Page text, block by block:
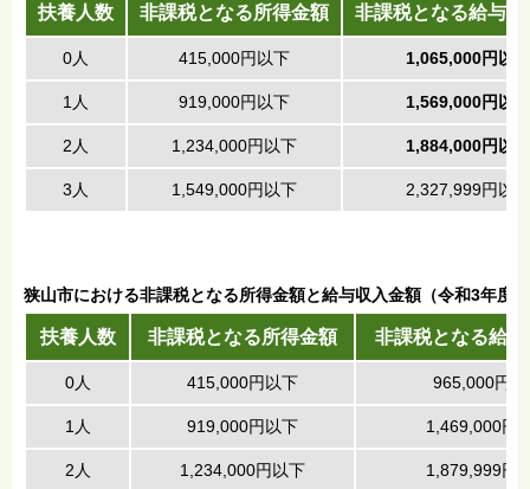
扶養人数 非課税となる所得金額 非課税となる給与収
0人 415,000円以下 1,065,000円以下
1人 919,000円以下 1,569,000円以下
2人 1,234,000円以下 1,884,000円以下
3人 1,549,000円以下 2,327,999円以下
狭山市における非課税となる所得金額と給与収入金額（令和3年度
扶養人数 非課税となる所得金額 非課税となる給
0人 415,000円以下 965,000円以
1人 919,000円以下 1,469,000円
2人 1,234,000円以下 1,879,999円